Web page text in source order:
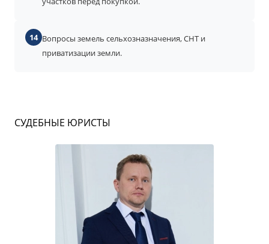
14 Вопросы земель сельхозназначения, СНТ и
приватизации земли.
СУДЕБНЫЕ ЮРИСТЫ